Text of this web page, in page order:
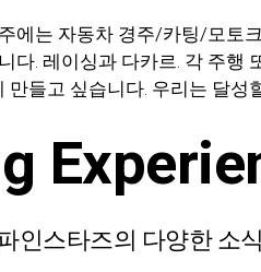
에는 자동차 경주/카팅/모
. 레이싱과 다카르. 각 주행
들고 싶습니다. 우리는 달
인스타즈의 다양한 소